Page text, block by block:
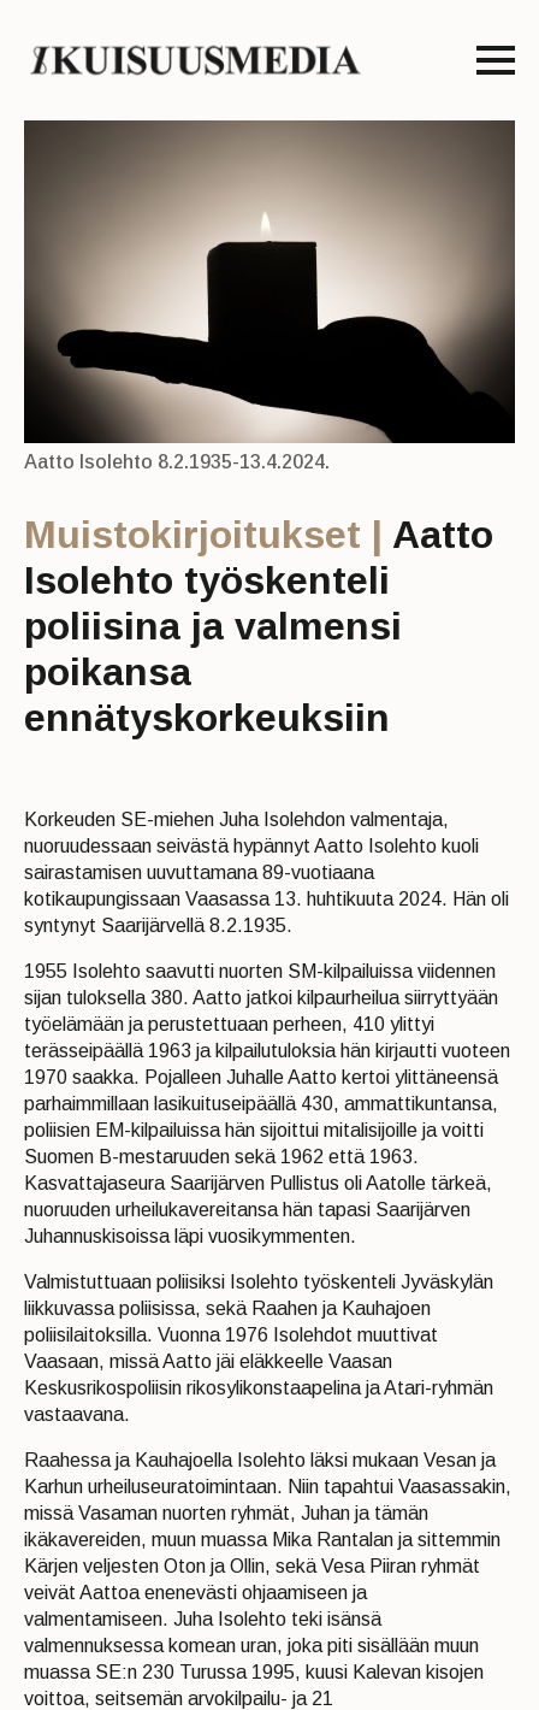
Aatto Isolehto 8.2.1935-13.4.2024.
Muistokirjoitukset | Aatto
Isolehto työskenteli
poliisina ja valmensi
poikansa
ennätyskorkeuksiin
Korkeuden SE-miehen Juha Isolehdon valmentaja,
nuoruudessaan seivästä hypännyt Aatto Isolehto kuoli
sairastamisen uuvuttamana 89-vuotiaana
kotikaupungissaan Vaasassa 13. huhtikuuta 2024. Hän oli
syntynyt Saarijärvellä 8.2.1935.
1955 Isolehto saavutti nuorten SM-kilpailuissa viidennen
sijan tuloksella 380. Aatto jatkoi kilpaurheilua siirryttyään
työelämään ja perustettuaan perheen, 410 ylittyi
terässeipäällä 1963 ja kilpailutuloksia hän kirjautti vuoteen
1970 saakka. Pojalleen Juhalle Aatto kertoi ylittäneensä
parhaimmillaan lasikuituseipäällä 430, ammattikuntansa,
poliisien EM-kilpailuissa hän sijoittui mitalisijoille ja voitti
Suomen B-mestaruuden sekä 1962 että 1963.
Kasvattajaseura Saarijärven Pullistus oli Aatolle tärkeä,
nuoruuden urheilukavereitansa hän tapasi Saarijärven
Juhannuskisoissa läpi vuosikymmenten.
Valmistuttuaan poliisiksi Isolehto työskenteli Jyväskylän
liikkuvassa poliisissa, sekä Raahen ja Kauhajoen
poliisilaitoksilla. Vuonna 1976 Isolehdot muuttivat
Vaasaan, missä Aatto jäi eläkkeelle Vaasan
Keskusrikospoliisin rikosylikonstaapelina ja Atari-ryhmän
vastaavana.
Raahessa ja Kauhajoella Isolehto läksi mukaan Vesan ja
Karhun urheiluseuratoimintaan. Niin tapahtui Vaasassakin,
missä Vasaman nuorten ryhmät, Juhan ja tämän
ikäkavereiden, muun muassa Mika Rantalan ja sittemmin
Kärjen veljesten Oton ja Ollin, sekä Vesa Piiran ryhmät
veivät Aattoa enenevästi ohjaamiseen ja
valmentamiseen. Juha Isolehto teki isänsä
valmennuksessa komean uran, joka piti sisällään muun
muassa SE:n 230 Turussa 1995, kuusi Kalevan kisojen
voittoa, seitsemän arvokilpailu- ja 21